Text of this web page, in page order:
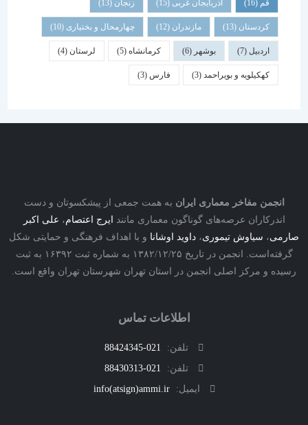
آذربایجان غربی(15) زنجان
کردستان(13) مازندران(12) چهارمحال و بختیاری (10)
بوشهر کرمانشاه(5) لرستان (4)
کهکیلویه و بویراحمد(3) فارس
مفاخر معماری ایرانبه همت جمعی از پیشکسوتان و دست
عرصه‌های گوناگون معماری مانندایرج اعتصام،علی اکبر
،سیاوش تیموری،داوید اوشانا و با اهداف فرهنگی و حمایتی شکل
گرفته‌است. انجمن در تاریخ ۱۳۸۲/۱۲/۲۵ به شماره ثبت ۱۶۳۹۲ به ثبت
و مرکز اصلی انجمن در استان تهران شهرستان تهران واقع است.
اطلاعات تماس
تلفن:
021-88424345
تلفن:
021-88430313
ایمیل:
info(atsign)ammi.ir